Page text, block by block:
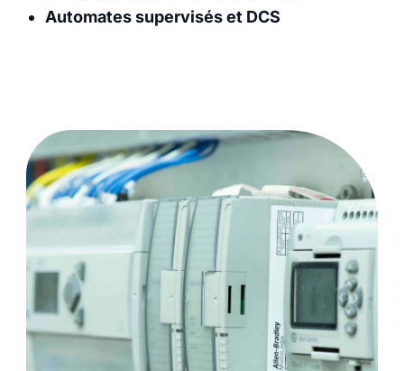
Automates supervisés et DCS